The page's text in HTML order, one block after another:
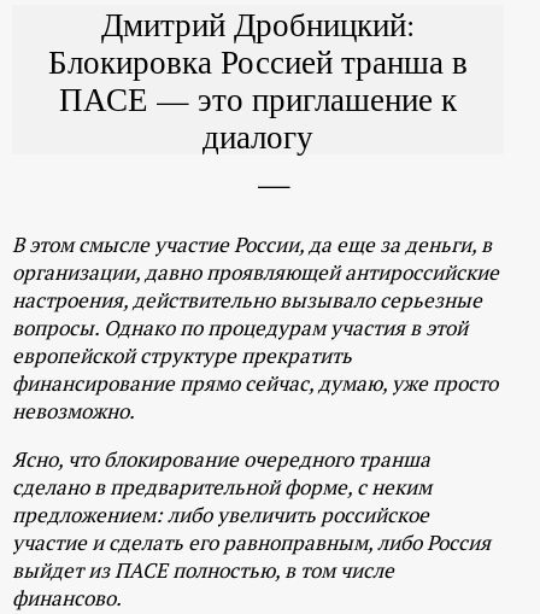
Дмитрий Дробницкий:
Блокировка Россией транша в
ПАСЕ — это приглашение к
диалогу
В этом смысле участие России, да еще за деньги, в
организации, давно проявляющей антироссийские
настроения, действительно вызывало серьезные
вопросы. Однако по процедурам участия в этой
европейской структуре прекратить
финансирование прямо сейчас, думаю, уже просто
невозможно.
Ясно, что блокирование очередного транша
сделано в предварительной форме, с неким
предложением: либо увеличить российское
участие и сделать его равноправным, либо Россия
выйдет из ПАСЕ полностью, в том числе
финансово.